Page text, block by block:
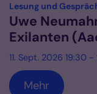
Lesung und
Uwe
Exilanten
11. Sept. 2026 19:30 -
Mehr